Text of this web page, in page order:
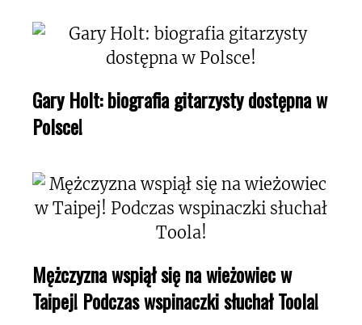
Gary Holt: biografia gitarzysty dostępna w
Polsce!
Mężczyzna wspiął się na wieżowiec w
Taipej! Podczas wspinaczki słuchał Toola!